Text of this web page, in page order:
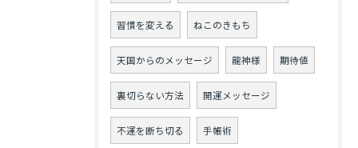
習慣を変える ねこのきもち
天国からのメッセージ 龍神様 期待値
裏切らない方法 開運メッセージ
不運を断ち切る 手帳術